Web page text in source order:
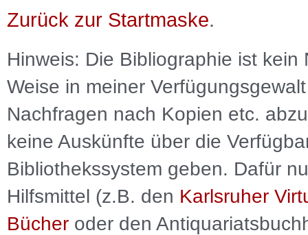
Zurück zur Startmaske.
Hinweis: Die Bibliographie ist kein
Weise in meiner
Nachfragen nach Kopien etc.
keine Auskünfte über die
Bibliothekssystem geben. Dafür
Hilfsmittel (z.B. den Karlsruher
Bücher oder den